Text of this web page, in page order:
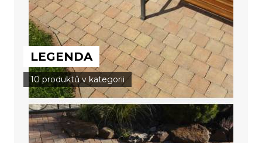
LEGENDA
10 produktů v kategorii